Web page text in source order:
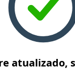
atualizado,